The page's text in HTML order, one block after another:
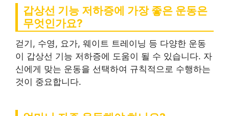
갑상선 기능 저하증에 가장 좋은 운동은
무엇인가요?
걷기, 수영, 요가, 웨이트 트레이닝 등 다양한 운동
이 갑상선 기능 저하증에 도움이 될 수 있습니다. 자
신에게 맞는 운동을 선택하여 규칙적으로 수행하는
것이 중요합니다.